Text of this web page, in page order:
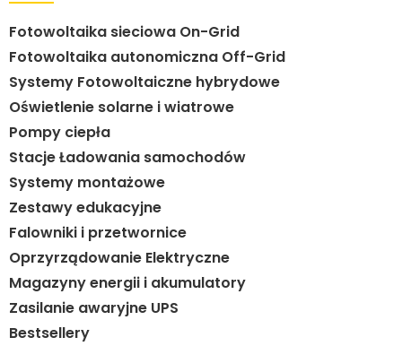
Fotowoltaika sieciowa On-Grid
Fotowoltaika autonomiczna Off-Grid
Systemy Fotowoltaiczne hybrydowe
Oświetlenie solarne i wiatrowe
Pompy ciepła
Stacje Ładowania samochodów
Systemy montażowe
Zestawy edukacyjne
Falowniki i przetwornice
Oprzyrządowanie Elektryczne
Magazyny energii i akumulatory
Zasilanie awaryjne UPS
Bestsellery